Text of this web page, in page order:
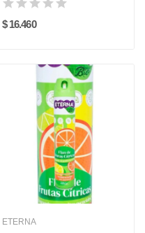
$ 16.460
ETERNA